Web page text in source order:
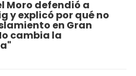
Moro defendió a
y explicó por qué no
en Gran
cambia la